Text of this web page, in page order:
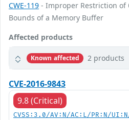
CWE-119 - Improper Restriction
Bounds of a Memory Buffer
Affected products
Known affected 2 products
CVE-2016-9843
9.8 (Critical)
CVSS:3.0/AV:N/AC:L/PR:N/